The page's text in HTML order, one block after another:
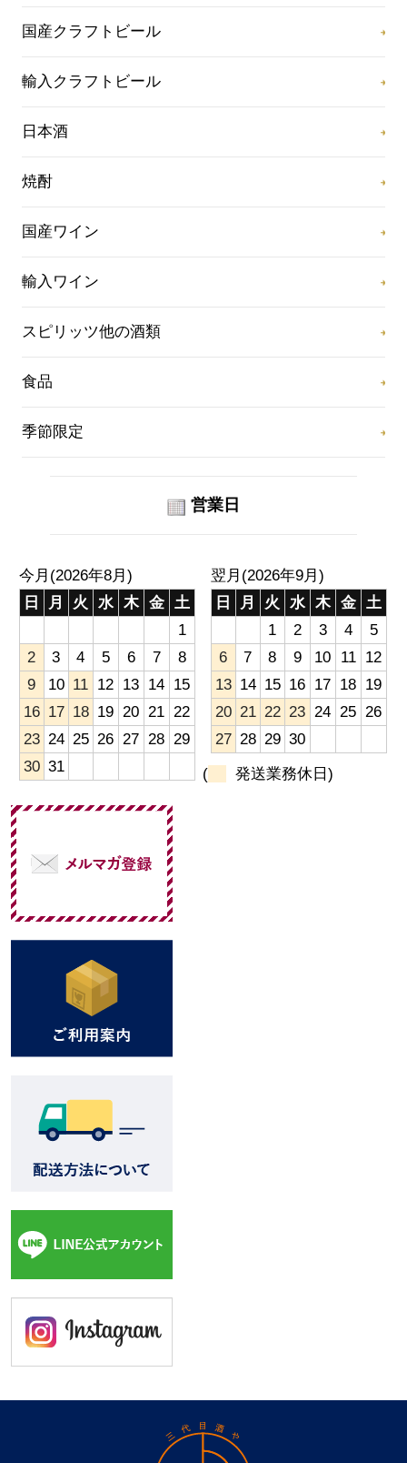
国産クラフトビール
輸入クラフトビール
日本酒
焼酎
国産ワイン
輸入ワイン
スピリッツ他の酒類
食品
季節限定
営業日
今月(2026年8月)
日
月 火 水 木 金
土
1
2
3 4 5 6 7
8
9
10 11 12 13 14 15
16 17 18 19 20 21 22
23 24 25 26 27 28 29
30 31
翌月(2026年9月)
日
月 火 水 木 金
土
1
2 3 4
5
6
7 8 9 10 11
12
13 14 15 16 17 18 19
20 21 22 23 24 25 26
27 28 29 30
( 発送業務休日)